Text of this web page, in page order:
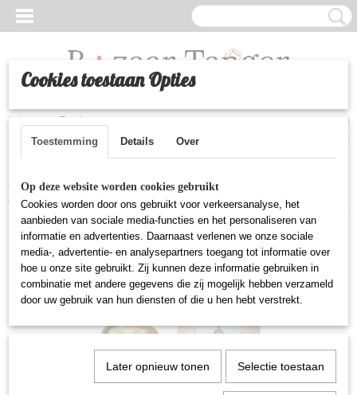
Inloggen Registreren
Home >Luchtjes>Boutique - Fakhamat Al Oud Air freshener
(500ml)
Cookies toestaan Opties
Toestemming Details Over
Op deze website worden cookies gebruikt
Cookies worden door ons gebruikt voor verkeersanalyse, het
aanbieden van sociale media-functies en het personaliseren van
informatie en advertenties. Daarnaast verlenen we onze sociale
media-, advertentie- en analysepartners toegang tot informatie over
hoe u onze site gebruikt. Zij kunnen deze informatie gebruiken in
combinatie met andere gegevens die zij mogelijk hebben verzameld
door uw gebruik van hun diensten of die u hen hebt verstrekt.
Later opnieuw tonen Selectie toestaan